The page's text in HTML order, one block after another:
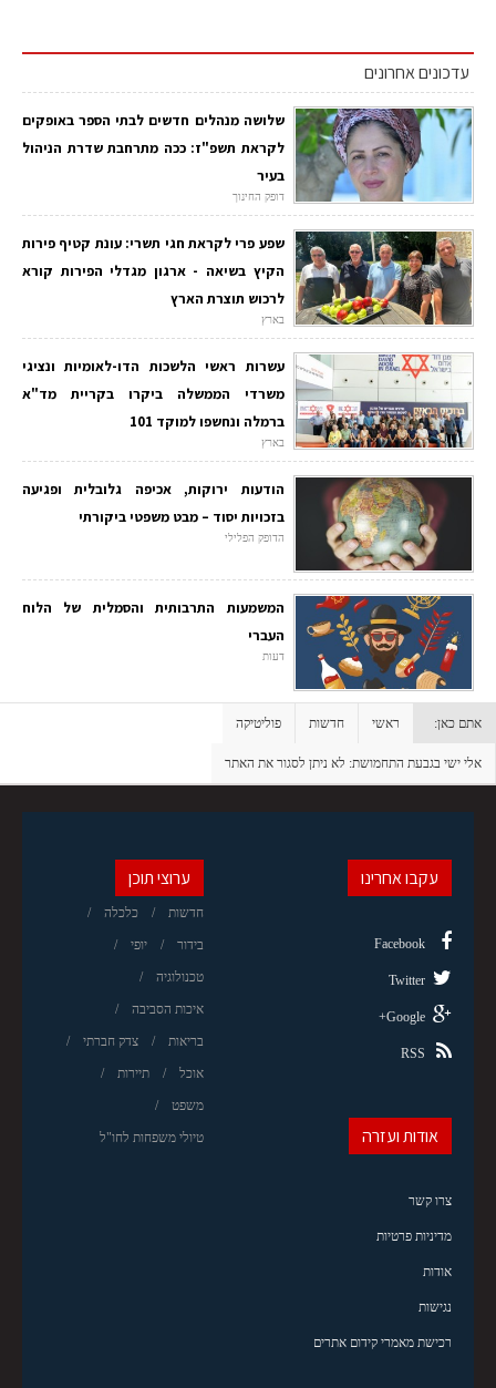
עדכונים אחרונים
שלושה מנהלים חדשים לבתי הספר באופקים
לקראת תשפ"ז: ככה מתרחבת שדרת הניהול
בעיר
דופק החינוך
שפע פרי לקראת חגי תשרי: עונת קטיף פירות
הקיץ בשיאה - ארגון מגדלי הפירות קורא
לרכוש תוצרת הארץ
בארץ
עשרות ראשי הלשכות הדו-לאומיות ונציגי
משרדי הממשלה ביקרו בקריית מד"א
ברמלה ונחשפו למוקד 101
בארץ
הודעות ירוקות, אכיפה גלובלית ופגיעה
בזכויות יסוד – מבט משפטי ביקורתי
הדופק הפלילי
המשמעות התרבותית והסמלית של הלוח
העברי
דעות
אתם כאן: ראשי חדשות פוליטיקה
אלי ישי בגבעת התחמושת: לא ניתן לסגור את האתר
ערוצי תוכן
חדשות כלכלה
בידור יופי
טכנולוגיה
איכות הסביבה
בריאות צדק חברתי
אוכל תיירות
משפט
טיולי משפחות לחו"ל
עקבו אחרינו
Facebook
Twitter
Google+
RSS
אודות ועזרה
צרו קשר
מדיניות פרטיות
אודות
נגישות
רכישת מאמרי קידום אתרים